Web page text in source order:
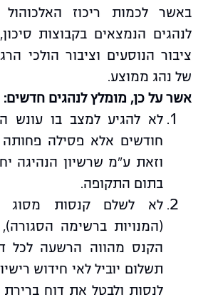
באשר לכמות ריכוז
לנהגים הנמצאים בקבוצות
ציבור הנוסעים וציבור הולכי
של נהג ממוצע.
אשר על כן, מומלץ לנהגים חדשים:
וזאת ע"מ שרשיון הנהיגה
בתום התקופה.
לא לשלם קנסות מסוג
(המנויות ברשימה
הקנס מהווה הרשעה לכל
תשלום יוביל לאי חידוש
לנסות ולבטל את דוח